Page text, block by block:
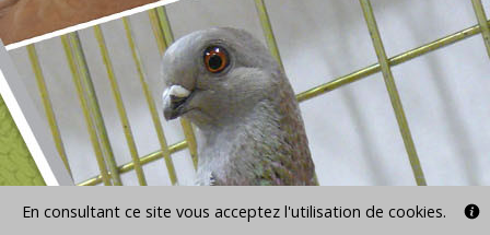
En consultant ce site vous acceptez l'utilisation de cookies.